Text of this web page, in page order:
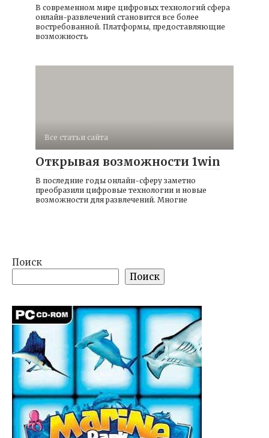
В современном мире цифровых технологий сфера
онлайн-развлечений становится все более
востребованной. Платформы, предоставляющие
возможность
Все статьи сайта
Открывая возможности 1win
В последние годы онлайн-сферу заметно
преобразили цифровые технологии и новые
возможности для развлечений. Многие
Поиск
Поиск